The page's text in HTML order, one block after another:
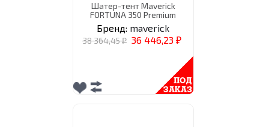
Шатер-тент Maverick
FORTUNA 350 Premium
Бренд: maverick
38 364,45₽ 36 446,23 ₽